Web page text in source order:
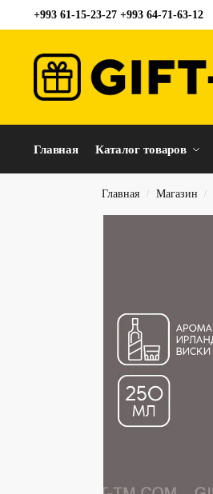
+993 61-15-23-27 +993 64-71-63-12
Главная Каталог товаров
Главная / Магазин /